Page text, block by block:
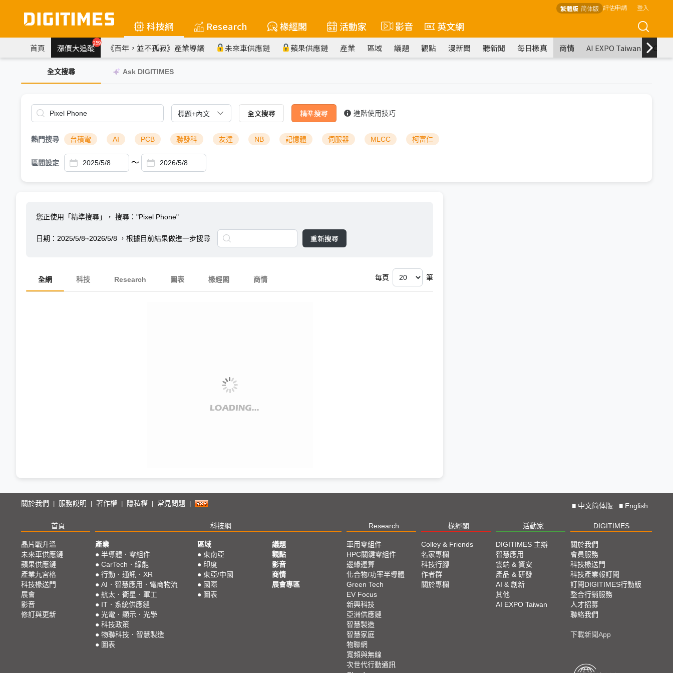
繁體版 简体版 評估申請 登入
科技網 Research 椽經閣 活動家 影音 英文網
首頁 漲價大追蹤259 《百年，並不孤寂》產業導讀 未來車供應鏈 蘋果供應鏈 產業 區域 議題 觀點 漫新聞 聽新聞 每日椽真 商情 AI EXPO Taiwan
全文搜尋 Ask DIGITIMES
全文搜尋 精準搜尋 進階使用技巧
熱門搜尋 台積電 AI PCB 聯發科 友達 NB 記憶體 伺服器 MLCC 柯富仁
區間設定 ～
您正使用「精準搜尋」， 搜尋："Pixel Phone"
日期： 2025/5/8~2026/5/8 ，根據目前結果做進一步搜尋 重新搜尋
全網 科技 Research 圖表 椽經閣 商情 每頁 筆
關於我們 服務說明 著作權 隱私權 常見問題 ■ 中文简体版 ■ English
首頁 科技網 Research 椽經閣 活動家 DIGITIMES
晶片戰升溫
未來車供應鏈
蘋果供應鏈
產業九宮格
科技椽送門
展會
影音
修訂與更新
產業
● 半導體．零組件
● CarTech．綠能
● 行動．通訊．XR
● AI．智慧應用．電商物流
● 航太．衛星．軍工
● IT．系統供應鏈
● 光電．顯示．光學
● 科技政策
● 物聯科技．智慧製造
● 圖表
區域
● 東南亞
● 印度
● 東亞/中國
● 國際
● 圖表
議題
觀點
影音
商情
展會專區
車用零組件
HPC關鍵零組件
邊緣運算
化合物/功率半導體
Green Tech
EV Focus
新興科技
亞洲供應鏈
智慧製造
智慧家庭
物聯網
寬頻與無線
次世代行動通訊
Colley & Friends
名家專欄
科技行腳
作者群
關於專欄
DIGITIMES 主辦
智慧應用
雲端 & 資安
產品 & 研發
AI & 創新
其他
AI EXPO Taiwan
關於我們
會員服務
科技椽送門
科技產業報訂閱
訂閱DIGITIMES行動版
整合行銷服務
人才招募
聯絡我們
下載新聞App